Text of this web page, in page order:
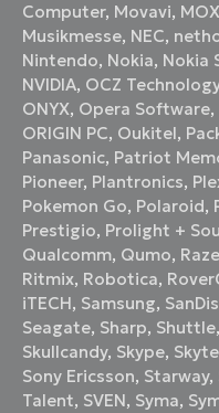
Computer, Movavi,
Musikmesse, NEC,
Nintendo, Nokia, Nokia
NVIDIA, OCZ
ONYX, Opera Software,
ORIGIN PC, Oukitel,
Panasonic, Patriot
Pioneer, Plantronics,
Pokemon Go, Polaroid,
Prestigio, Prolight +
Qualcomm, Qumo,
Ritmix, Robotica,
iTECH, Samsung,
Seagate, Sharp, Shuttle,
Skullcandy, Skype,
Sony Ericsson, Starway,
Talent, SVEN, Syma,